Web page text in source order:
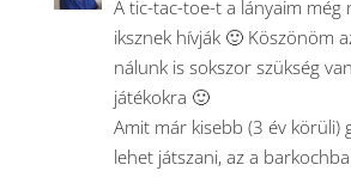
A tic-tac-toe-t a lányaim még
iksznek hívják 🙂 Köszönöm
nálunk is sokszor szükség
játékokra 🙂
Amit már kisebb (3 év körüli)
lehet játszani, az a